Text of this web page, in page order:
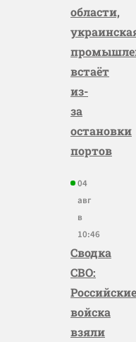
области,
встаёт
из-
за
остановки
портов
04
авг
в
10:46
Сводка
СВО:
Российские
войска
взяли